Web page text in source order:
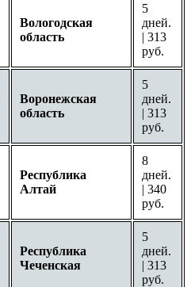
Вологодская
область
5
дней.
| 313
руб.
Воронежская
область
5
дней.
| 313
руб.
Республика
Алтай
8
дней.
| 340
руб.
Республика
Чеченская
5
дней.
| 313
руб.